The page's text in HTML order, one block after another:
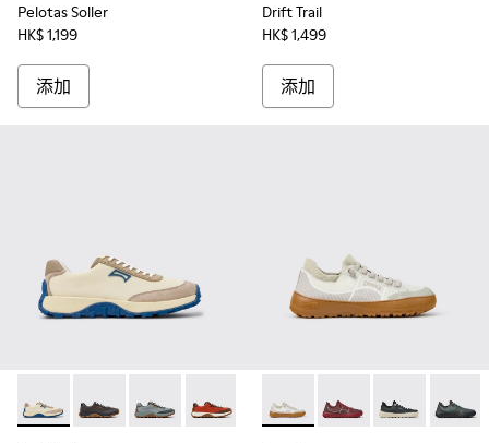
Pelotas Soller
HK$ 1,199
添加
Drift Trail
HK$ 1,499
添加
Drift Trail - K100864-055 - 男裝米色織物和磨砂革運動鞋。
Drift Trail - K100864-060
Drift Trail - K100864-054
Drift Trail - K100864-053
Drift Trail - K100864-051
Drift Trail - K100864-
Drift Trail -Drift Trail
Peu Serra - K101007-011 -
Peu Serra - K101007-
Peu Serra -
Peu